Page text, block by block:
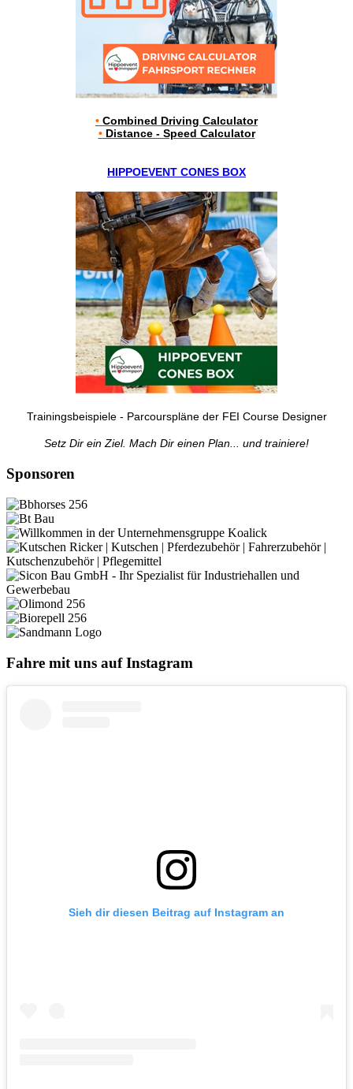
• Combined Driving Calculator
•Distance - Speed Calculator
HIPPOEVENT CONES BOX
Trainingsbeispiele - Parcourspläne der FEI Course Designer
Setz Dir ein Ziel. Mach Dir einen Plan... und trainiere!
Sponsoren
Fahre mit uns auf Instagram
Sieh dir diesen Beitrag auf Instagram an